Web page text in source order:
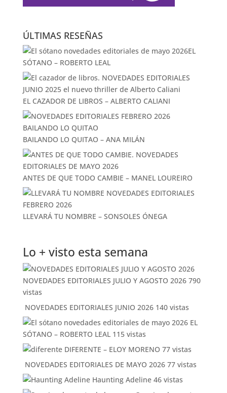
ÚLTIMAS RESEÑAS
EL
SÓTANO – ROBERTO LEAL
EL CAZADOR DE LIBROS – ALBERTO CALIANI
BAILANDO LO QUITAO – ANA MILÁN
ANTES DE QUE TODO CAMBIE – MANEL LOUREIRO
LLEVARÁ TU NOMBRE – SONSOLES ÓNEGA
Lo + visto esta semana
NOVEDADES EDITORIALES JULIO Y AGOSTO 2026 790
vistas
NOVEDADES EDITORIALES JUNIO 2026 140 vistas
EL
SÓTANO – ROBERTO LEAL 115 vistas
DIFERENTE – ELOY MORENO 77 vistas
NOVEDADES EDITORIALES DE MAYO 2026 77 vistas
Haunting Adeline 46 vistas